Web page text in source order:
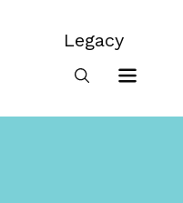
Legacy
Legacy